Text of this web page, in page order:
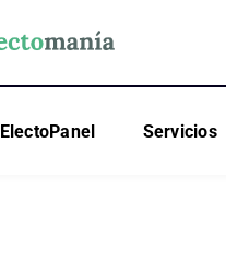
ElectoPanel Servicios